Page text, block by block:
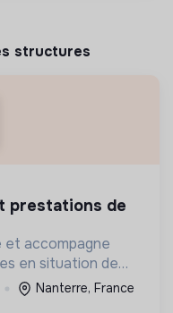
structures
et accompagne
en situation de
les
Nanterre, France